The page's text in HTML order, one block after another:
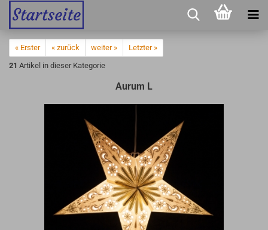
« Erster « zurück weiter »
Letzter »
21 Artikel in dieser Kategorie
Aurum L